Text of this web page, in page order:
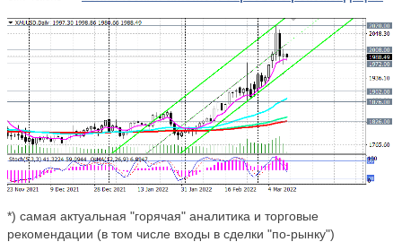
*) самая актуальная "горячая" аналитика и торговые
рекомендации (в том числе входы в сделки "по-рынку")